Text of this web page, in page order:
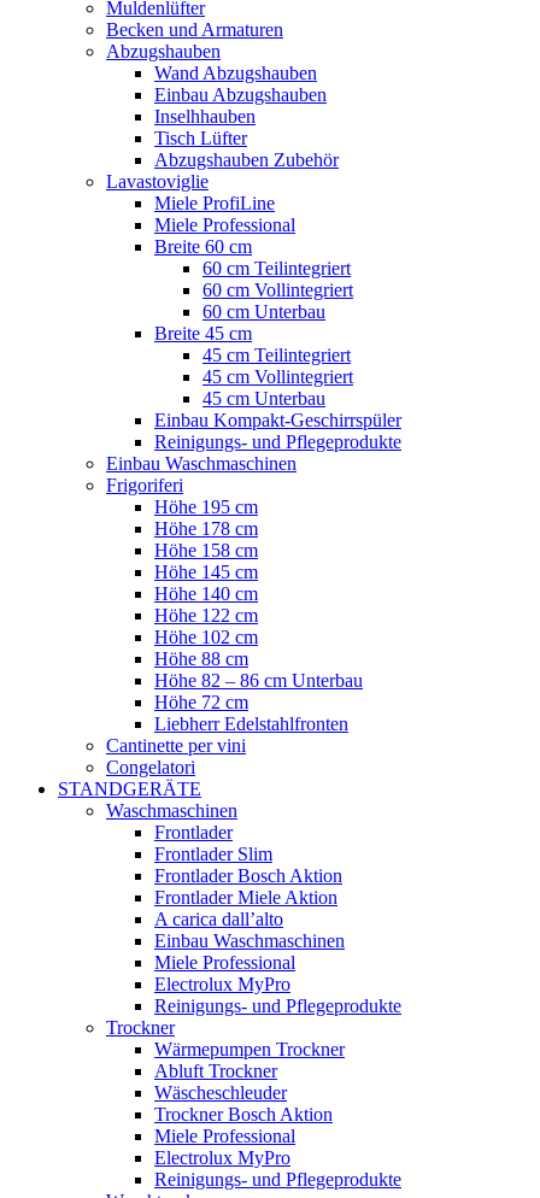
Muldenlüfter
Becken und Armaturen
Abzugshauben
Wand Abzugshauben
Einbau Abzugshauben
Inselhhauben
Tisch Lüfter
Abzugshauben Zubehör
Lavastoviglie
Miele ProfiLine
Miele Professional
Breite 60 cm
60 cm Teilintegriert
60 cm Vollintegriert
60 cm Unterbau
Breite 45 cm
45 cm Teilintegriert
45 cm Vollintegriert
45 cm Unterbau
Einbau Kompakt-Geschirrspüler
Reinigungs- und Pflegeprodukte
Einbau Waschmaschinen
Frigoriferi
Höhe 195 cm
Höhe 178 cm
Höhe 158 cm
Höhe 145 cm
Höhe 140 cm
Höhe 122 cm
Höhe 102 cm
Höhe 88 cm
Höhe 82 – 86 cm Unterbau
Höhe 72 cm
Liebherr Edelstahlfronten
Cantinette per vini
Congelatori
STANDGERÄTE
Waschmaschinen
Frontlader
Frontlader Slim
Frontlader Bosch Aktion
Frontlader Miele Aktion
A carica dall’alto
Einbau Waschmaschinen
Miele Professional
Electrolux MyPro
Reinigungs- und Pflegeprodukte
Trockner
Wärmepumpen Trockner
Abluft Trockner
Wäscheschleuder
Trockner Bosch Aktion
Miele Professional
Electrolux MyPro
Reinigungs- und Pflegeprodukte